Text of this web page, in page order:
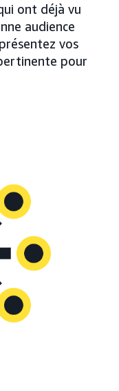
ont déjà vu
audience
vos
pour